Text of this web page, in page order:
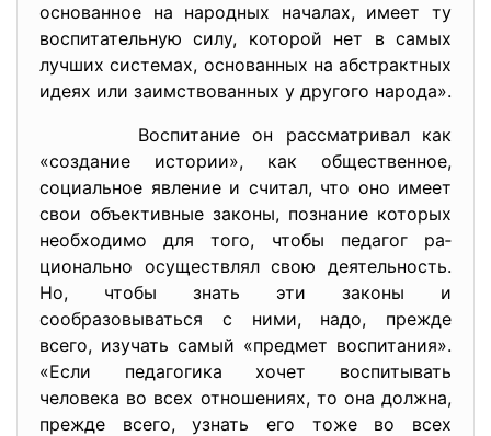
основанное на народных нача­лах, имеет ту
воспитательную силу, которой нет в самых
лучших системах, основанных на абстрактных
идеях или заимствованных у другого народа».
Вос­питание он рассматривал как
«создание истории», как обществен­ное,
социальное явление и считал, что оно имеет
свои объективные законы, познание которых
необходимо для того, чтобы педагог ра­
ционально осуществлял свою деятельность.
Но, чтобы знать эти законы и
сообразовываться с ними, надо, прежде
всего, изучать са­мый «предмет воспитания».
«Если педагогика хочет воспитывать
человека во всех отношениях, то она должна,
прежде всего, узнать его тоже во всех